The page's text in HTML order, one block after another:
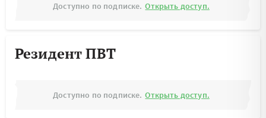
Доступно по подписке. Открыть доступ.
Резидент ПВТ
Доступно по подписке. Открыть доступ.